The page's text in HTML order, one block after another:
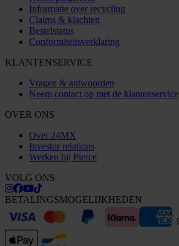
Informatie over recycling
Claims & klachten
Bestelstatus
Conformiteitsverklaring
KLANTENSERVICE
Vragen & antwoorden
Neem contact op met de klantenservice
OVER ONS
Over 24MX
Investor relations
Werken bij Pierce
VOLG ONS
BETALINGSMOGELIJKHEDEN